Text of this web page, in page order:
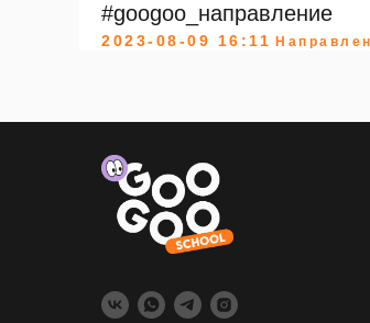
#googoo_направление
2023-08-09 16:11